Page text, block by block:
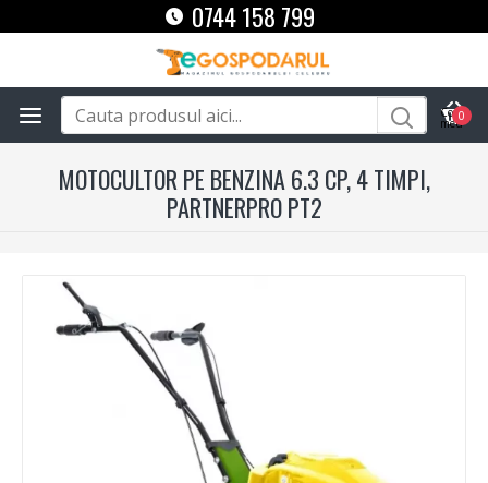
0744 158 799
0
MOTOCULTOR PE BENZINA 6.3 CP, 4 TIMPI,
PARTNERPRO PT2